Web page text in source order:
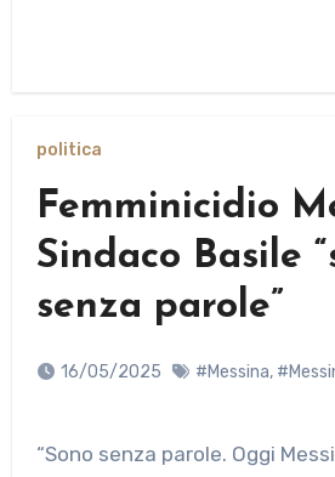
politica
Femminicidio
Sindaco Basile
senza parole”
16/05/2025 #Messina,
“Sono senza parole. Oggi Messina è stata